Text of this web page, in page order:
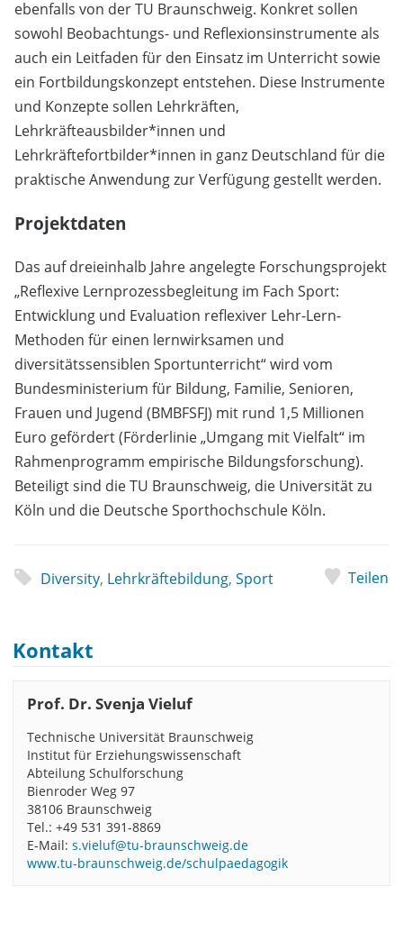
ebenfalls von der TU Braunschweig. Konkret sollen
sowohl Beobachtungs- und Reflexionsinstrumente als
auch ein Leitfaden für den Einsatz im Unterricht sowie
ein Fortbildungskonzept entstehen. Diese Instrumente
und Konzepte sollen Lehrkräften,
Lehrkräfteausbilder*innen und
Lehrkräftefortbilder*innen in ganz Deutschland für die
praktische Anwendung zur Verfügung gestellt werden.
Projektdaten
Das auf dreieinhalb Jahre angelegte Forschungsprojekt
„Reflexive Lernprozessbegleitung im Fach Sport:
Entwicklung und Evaluation reflexiver Lehr-Lern-
Methoden für einen lernwirksamen und
diversitätssensiblen Sportunterricht“ wird vom
Bundesministerium für Bildung, Familie, Senioren,
Frauen und Jugend (BMBFSFJ) mit rund 1,5 Millionen
Euro gefördert (Förderlinie „Umgang mit Vielfalt“ im
Rahmenprogramm empirische Bildungsforschung).
Beteiligt sind die TU Braunschweig, die Universität zu
Köln und die Deutsche Sporthochschule Köln.
Diversity, Lehrkräftebildung, Sport Teilen
Kontakt
Prof. Dr. Svenja Vieluf
Technische Universität Braunschweig
Institut für Erziehungswissenschaft
Abteilung Schulforschung
Bienroder Weg 97
38106 Braunschweig
Tel.: +49 531 391-8869
E-Mail: s.vieluf@tu-braunschweig.de
www.tu-braunschweig.de/schulpaedagogik